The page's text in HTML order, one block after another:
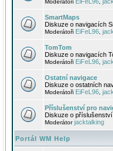
Moderátoři
SmartMaps
Diskuze o navigacích
Moderátoři EiFeL96
TomTom
Diskuze o navigacích
Moderátoři EiFeL96
Ostatní navigace
Diskuze o ostatních
Moderátoři EiFeL96
Příslušenství pro
Diskuze o
Moderátorjacktalking
Portál WM Help